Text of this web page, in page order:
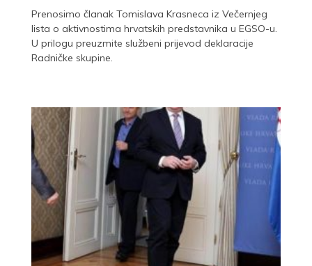
Prenosimo članak Tomislava Krasneca iz Večernjeg
lista o aktivnostima hrvatskih predstavnika u EGSO-u.
U prilogu preuzmite službeni prijevod deklaracije
Radničke skupine.